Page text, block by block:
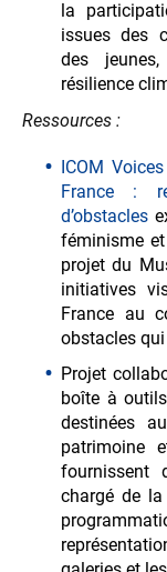
la
issues des
des
résilience
Ressources :
ICOM
France :
d’obstacles
féminisme
projet du
initiatives
France au
obstacles
Projet
boîte à
destinées
patrimoine
fournissent
chargé de la